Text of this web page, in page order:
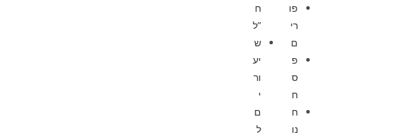
פו
רי
ם
פ
ס
ח
ח
נו
ח
”ל
ש
יע
ור
י
ם
ל